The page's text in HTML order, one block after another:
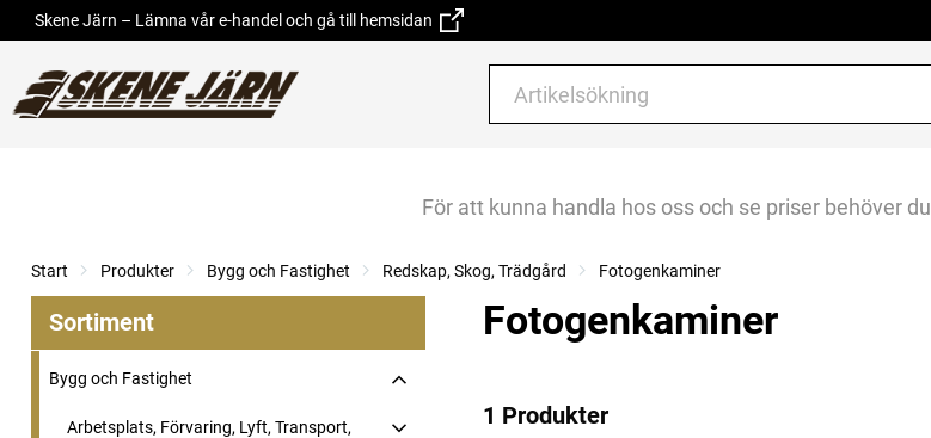
Skene Järn – Lämna vår e-handel och gå till hemsidan
För att kunna handla hos oss och se priser behöver du
Start Produkter Bygg och Fastighet Redskap, Skog, Trädgård Fotogenkaminer
Sortiment
Bygg och Fastighet
Arbetsplats, Förvaring, Lyft, Transport,
Fotogenkaminer
1 Produkter